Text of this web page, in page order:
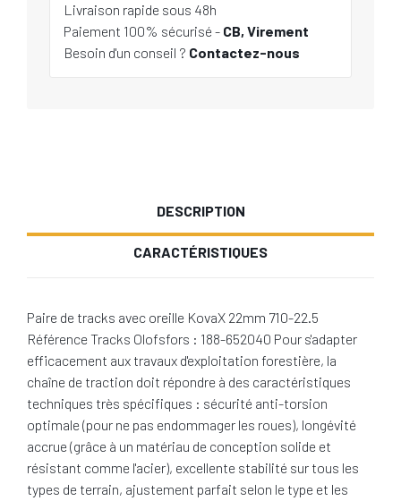
Livraison rapide sous 48h
Paiement 100% sécurisé - CB, Virement
Besoin d'un conseil ? Contactez-nous
DESCRIPTION
CARACTÉRISTIQUES
Paire de tracks avec oreille KovaX 22mm 710-22.5
Référence Tracks Olofsfors : 188-652040 Pour s'adapter
efficacement aux travaux d'exploitation forestière, la
chaîne de traction doit répondre à des caractéristiques
techniques très spécifiques : sécurité anti-torsion
optimale (pour ne pas endommager les roues), longévité
accrue (grâce à un matériau de conception solide et
résistant comme l'acier), excellente stabilité sur tous les
types de terrain, ajustement parfait selon le type et les